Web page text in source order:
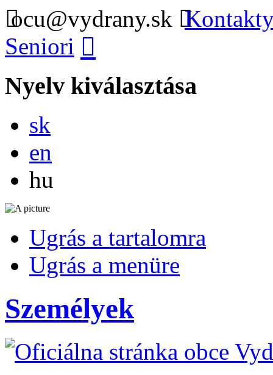
ocu@vydrany.sk
Seniori
Nyelv kiválasztása
sk
en
hu
Ugrás a tartalomra
Ugrás a menüre
Személyek